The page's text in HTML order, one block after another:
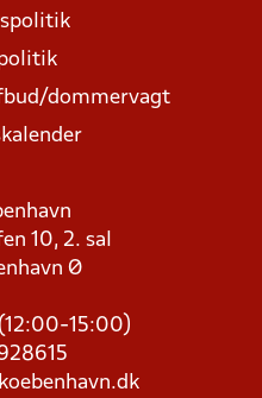
dommervagt
10, 2. sal
Ø
(12:00-15:00)